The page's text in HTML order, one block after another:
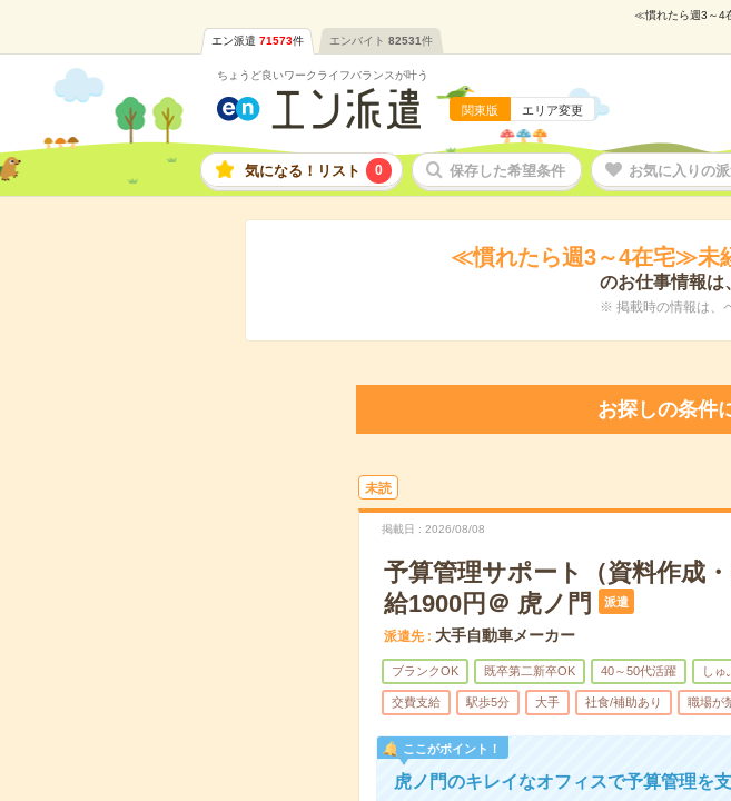
≪慣れたら週3～4
エン派遣 71573件 エンバイト 82531件
ちょうど良いワークライフバランスが叶う
関東版 エリア変更
気になる！リスト 0 保存した希望条件 お気に入りの
≪慣れたら週3～4在宅≫未
のお仕事情報は
※ 掲載時の情報は、
お探しの条件
未読
掲載日 2026/08/08
予算管理サポート（資料作成
給1900円＠ 虎ノ門
派遣
派遣先 大手自動車メーカー
ブランクOK 既卒第二新卒OK 40～50代活躍 しゅ
交費支給 駅歩5分 大手 社食/補助あり 職場が
ここがポイント！
虎ノ門のキレイなオフィスで予算管理を